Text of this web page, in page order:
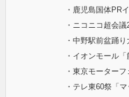
・鹿児島国体PR
・ニコニコ超会
・中野駅前盆踊
・イオンモール
・東京モーターフ
・テレ東60祭「